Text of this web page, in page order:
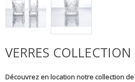
VERRES
Découvrez en location notre collection